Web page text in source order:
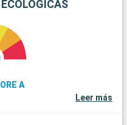
A
Leer más